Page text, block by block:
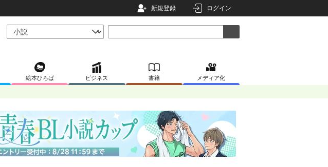
新規登録 ログイン
絵本ひろば ビジネス 書籍 メディア化